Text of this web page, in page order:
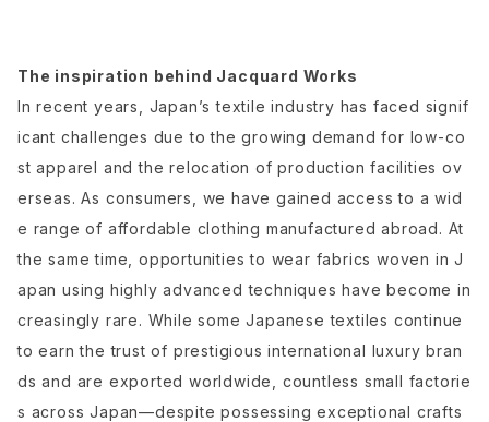
The inspiration behind Jacquard Works
In recent years, Japan’s textile industry has faced signif
icant challenges due to the growing demand for low-co
st apparel and the relocation of production facilities ov
erseas. As consumers, we have gained access to a wid
e range of affordable clothing manufactured abroad. At
the same time, opportunities to wear fabrics woven in J
apan using highly advanced techniques have become in
creasingly rare. While some Japanese textiles continue
to earn the trust of prestigious international luxury bran
ds and are exported worldwide, countless small factorie
s across Japan—despite possessing exceptional crafts